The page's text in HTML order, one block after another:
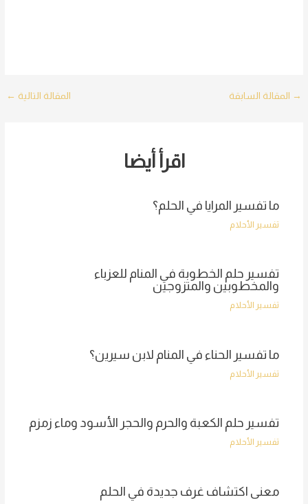
Post
→ المقالة السابقة المقالة التالية ←
اقرأ أيضا
ما تفسير المرايا في الحلم؟
تفسير الأحلام
تفسير حلم الخطوبة في المنام للعزباء
والمخطوبين والمتزوجين
تفسير الأحلام
ما تفسير الحناء في المنام لابن سيرين؟
تفسير الأحلام
تفسير حلم الكعبة والحرم والحجر الأسود وماء زمزم
تفسير الأحلام
معنى اكتشاف غرف جديدة في الحلم